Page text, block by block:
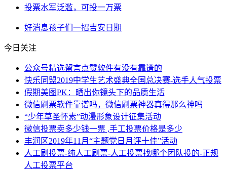
投票水军泛滥，可投一万票
好消息孩子们 一招吉安 日期
今日关注
公众号精选留言点赞软件有没有靠谱的
快乐同盟2019中学生艺术盛典全国总决赛-选手人气投票
假期美图PK：晒出你镜头下的品质生活
微信刷票软件靠谱吗，微信刷票神器真得那么神吗
“少年草圣怀素”动漫形象设计征集活动
微信投票卖多少钱一票 ,手工投票价格是多少
丰润区2019年11月“主题党日月评十佳”活动
人工刷投票-纯人工刷票-人工投票找哪个团队投的-正规
人工投票平台